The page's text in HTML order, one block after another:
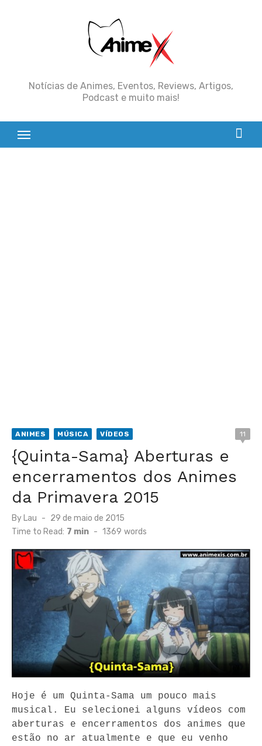
Notícias de Animes, Eventos, Reviews, Artigos,
Podcast e muito mais!
ANIMES MÚSICA VÍDEOS 11
{Quinta-Sama} Aberturas e
encerramentos dos Animes
da Primavera 2015
By Lau
Posted
on
29 de maio de 2015
Time to Read: 7 min - 1369 words
Hoje é um Quinta-Sama um pouco mais
musical. Eu selecionei alguns vídeos com
aberturas e encerramentos dos animes que
estão no ar atualmente e que eu venho